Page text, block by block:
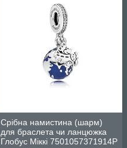
Срібна намистина (шарм)
для браслета чи ланцюжка
Глобус Міккі 7501057371914P